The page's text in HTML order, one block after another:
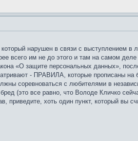
нарушен в связи с выступлением в
всего им не до этого и там на самом
«О защите персональных данных»,
- ПРАВИЛА, которые прописаны на
соревноваться с любителями в
(это все равно, что Володе Кличко
приведите, хоть один пункт, который вы